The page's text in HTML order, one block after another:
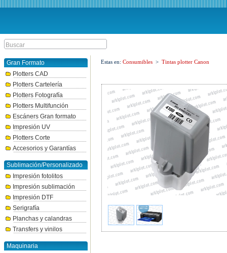
Gran Formato
Plotters CAD
Plotters Cartelería
Plotters Fotografía
Plotters Multifunción
Escáners Gran formato
Impresión UV
Plotters Corte
Accesorios y Garantías
Sublimación/Personalizado
Impresión fotolitos
Impresión sublimación
Impresión DTF
Serigrafía
Planchas y calandras
Transfers y vinilos
Maquinaria
Estas en: Consumibles > Tintas plotter Canon